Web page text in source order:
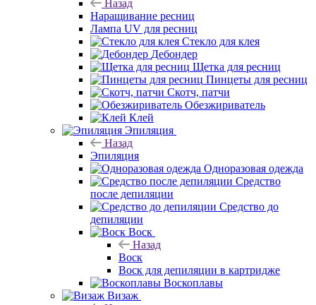
Назад
Наращивание ресниц
Лампа UV для ресниц
Стекло для клея
Дебондер
Щетка для ресниц
Пинцеты для ресниц
Скотч, патчи
Обезжириватель
Клей
Эпиляция
Назад
Эпиляция
Одноразовая одежда
Средство
после депиляции
Средство до
депиляции
Воск
Назад
Воск
Воск для депиляции в картридже
Воскоплавы
Визаж